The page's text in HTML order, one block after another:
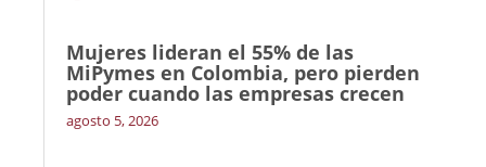
Mujeres lideran el 55% de las
MiPymes en Colombia, pero pierden
poder cuando las empresas crecen
agosto 5, 2026